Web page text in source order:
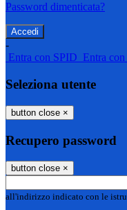
Password dimenticata?
-
Entra con SPID Entra
Seleziona utente
button close ×
Recupero password
button close ×
all'indirizzo indicato con le